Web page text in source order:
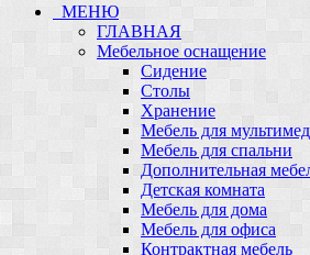
МЕНЮ
ГЛАВНАЯ
Мебельное оснащение
Сидение
Столы
Хранение
Мебель для
Мебель для спальни
Дополнительная
Детская комната
Мебель для дома
Мебель для офиса
Контрактная мебель